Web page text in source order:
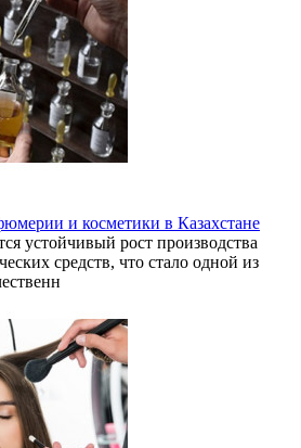
и косметики в Казахстане
устойчивый рост производства
средств, что стало одной из